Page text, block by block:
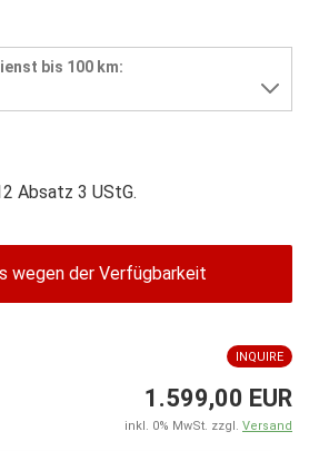
bis 100 km:
Absatz 3 UStG.
wegen der Verfügbarkeit
INQUIRE
1.599,00 EUR
inkl. 0% MwSt. zzgl. Versand